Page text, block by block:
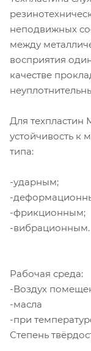
неподвижных
между
восприятия
качестве
Для техпластин
устойчивость к
типа:
-ударным;
-
-фрикционным;
-вибрационным.
Рабочая среда:
-Воздух
-масла
-при
Степень